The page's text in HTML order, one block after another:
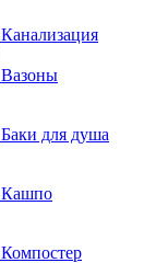
Канализация
Вазоны
Баки для душа
Кашпо
Компостер